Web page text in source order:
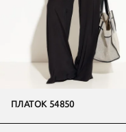
ПЛАТОК 54850